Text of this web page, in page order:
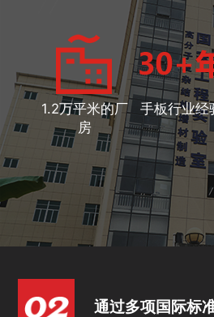
1.2万平米的厂
房
手板行业经
通过多项国际标